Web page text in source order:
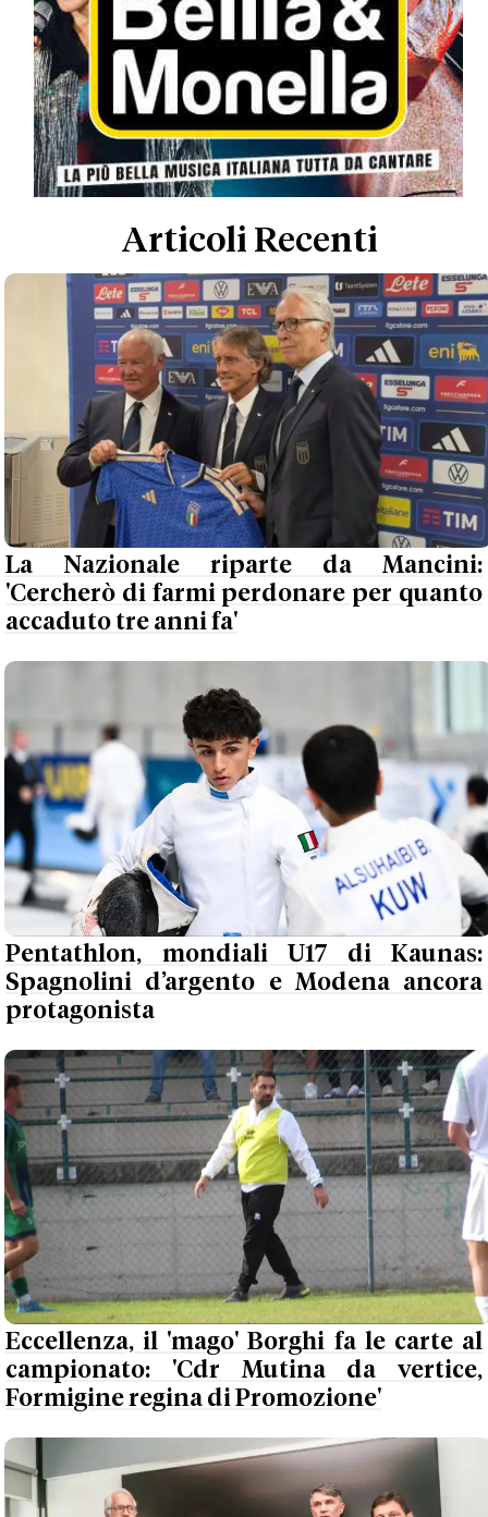
Articoli Recenti
La Nazionale riparte da Mancini:
'Cercherò di farmi perdonare per quanto
accaduto tre anni fa'
Pentathlon, mondiali U17 di Kaunas:
Spagnolini d’argento e Modena ancora
protagonista
Eccellenza, il 'mago' Borghi fa le carte al
campionato: 'Cdr Mutina da vertice,
Formigine regina di Promozione'